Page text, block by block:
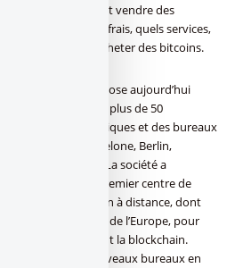
pour acheter et vendre des
et autres ? Quels frais, quels services,
des sites pour acheter des bitcoins.
Bitpanda dispose aujourd’hui
500 personnes de plus de 50
des hubs technologiques et des bureaux
dont Vienne, Barcelone, Berlin,
Milan et Paris. La société a
de son premier centre de
blockchain à distance, dont
talents à l’échelle de l’Europe, pour
de pointe exploitant la blockchain.
d’ouvrir de nouveaux bureaux en